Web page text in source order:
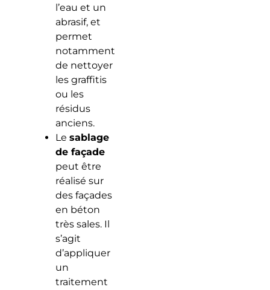
l’eau et un
abrasif, et
permet
notamment
de nettoyer
les graffitis
ou les
résidus
anciens.
Le sablage
de façade
peut être
réalisé sur
des façades
en béton
très sales. Il
s’agit
d’appliquer
un
traitement